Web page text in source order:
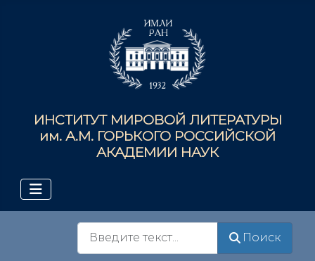
ИНСТИТУТ МИРОВОЙ ЛИТЕРАТУРЫ
им. А.М. ГОРЬКОГО РОССИЙСКОЙ
АКАДЕМИИ НАУК
Поиск